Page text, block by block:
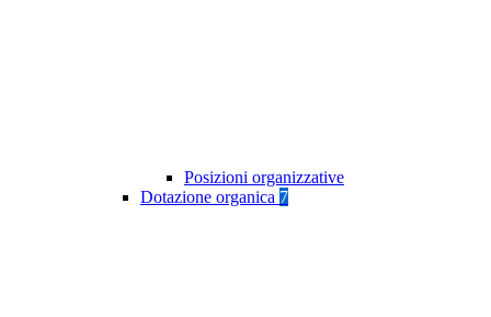
Posizioni organizzative
Dotazione organica 7